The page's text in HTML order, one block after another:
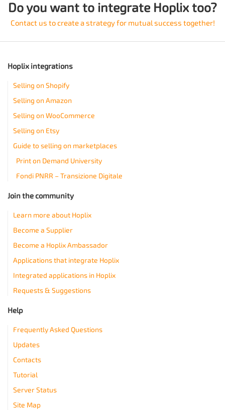
Do you want to integrate Hoplix too?
Contact us to create a strategy for mutual success together!
Hoplix integrations
Selling on Shopify
Selling on Amazon
Selling on WooCommerce
Selling on Etsy
Guide to selling on marketplaces
Print on Demand University
Fondi PNRR – Transizione Digitale
Join the community
Learn more about Hoplix
Become a Supplier
Become a Hoplix Ambassador
Applications that integrate Hoplix
Integrated applications in Hoplix
Requests & Suggestions
Help
Frequently Asked Questions
Updates
Contacts
Tutorial
Server Status
Site Map